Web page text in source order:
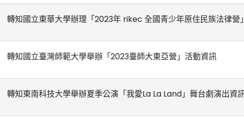
轉知國立東華大學辦理「2023年 rikec 全國青少年原住民族法律營
轉知國立臺灣師範大學舉辦「2023臺師大東亞營」活動資訊
轉知東南科技大學舉辦夏季公演「我愛La La Land」舞台劇演出資